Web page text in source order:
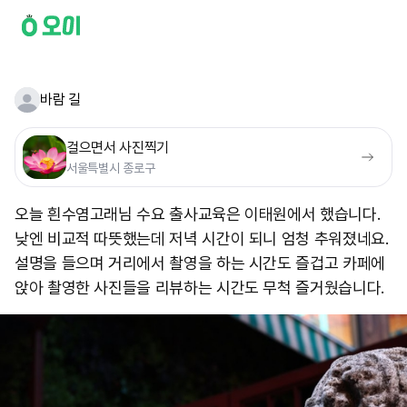
바람 길
걸으면서 사진찍기
서울특별시 종로구
오늘 흰수염고래님 수요 출사교육은 이태원에서 했습니다.
낮엔 비교적 따뜻했는데 저녁 시간이 되니 엄청 추워졌네요.
설명을 들으며 거리에서 촬영을 하는 시간도 즐겁고 카페에
앉아 촬영한 사진들을 리뷰하는 시간도 무척 즐거웠습니다. ​